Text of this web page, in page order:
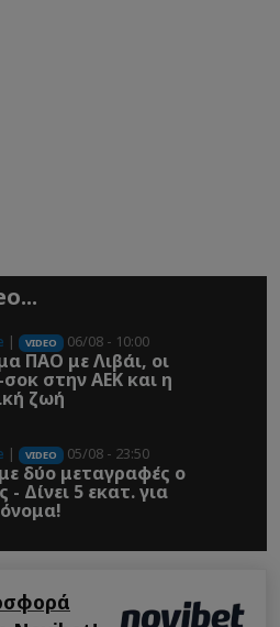
| VIDEO 06/08 - 10:00
ΠΑΟ με Λιβάι, οι
σοκ στην ΑΕΚ και η
ζωή
| VIDEO 05/08 - 23:50
δύο μεταγραφές ο
για